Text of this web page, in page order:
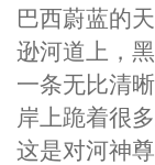
巴西蔚蓝的
逊河道上，
一条无比清
岸上跪着很
这是对河神